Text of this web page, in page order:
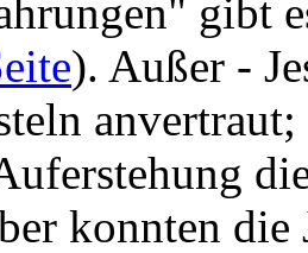
gibt
). Außer -
konnten die